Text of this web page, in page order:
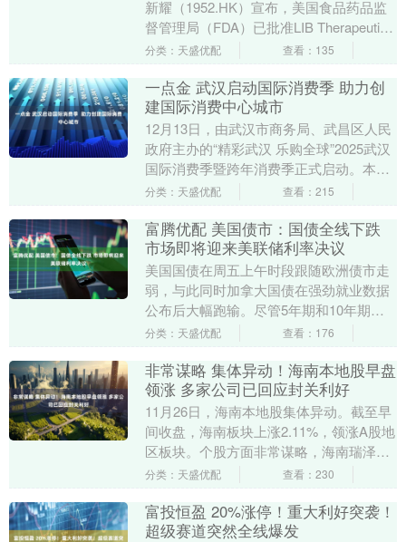
新耀（1952.HK）宣布，美国食品药品监
督管理局（FDA）已批准LIB Therapeutics
旗下心血管疾病领域产品....
分类：天盛优配 查看：135
一点金 武汉启动国际消费季 助力创
建国际消费中心城市
12月13日，由武汉市商务局、武昌区人民
政府主办的“精彩武汉 乐购全球”2025武汉
国际消费季暨跨年消费季正式启动。本次
活动是《武汉市创建国际消费中心城市三
分类：天盛优配 查看：215
富腾优配 美国债市：国债全线下跌
市场即将迎来美联储利率决议
美国国债在周五上午时段跟随欧洲债市走
弱，与此同时加拿大国债在强劲就业数据
公布后大幅跑输。尽管5年期和10年期国
债期货出现大量大宗买盘，规模接近1，
分类：天盛优配 查看：176
非常谋略 集体异动！海南本地股早盘
领涨 多家公司已回应封关利好
11月26日，海南本地股集体异动。截至早
间收盘，海南板块上涨2.11%，领涨A股地
区板块。个股方面非常谋略，海南瑞泽、
海南海药涨停，康芝药业涨超9%，罗牛
分类：天盛优配 查看：230
富投恒盈 20%涨停！重大利好突袭！
超级赛道突然全线爆发